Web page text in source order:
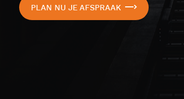
PLAN NU JE AFSPRAAK